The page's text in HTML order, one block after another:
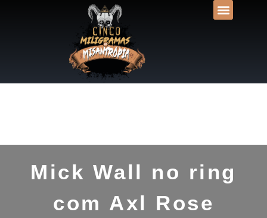
Mick Wall no ring
com Axl Rose